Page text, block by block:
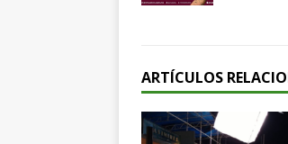
ARTÍCULOS